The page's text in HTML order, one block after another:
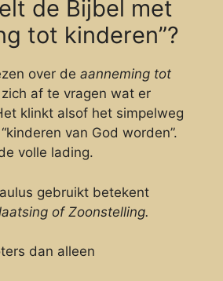
de Bijbel met
tot kinderen”?
over de aanneming tot
af te vragen wat er
klinkt alsof het simpelweg
van God worden”.
volle lading.
gebruikt betekent
of Zoonstelling.
dan alleen